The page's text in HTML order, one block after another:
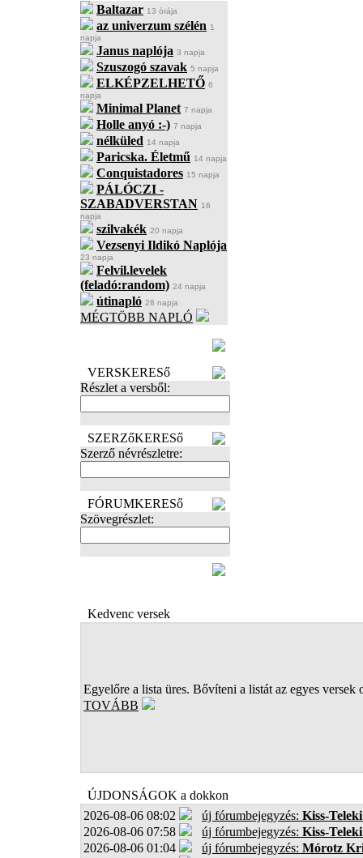
Baltazar 13 órája
az univerzum szélén 1
napja
Janus naplója 3 napja
Szuszogó szavak 5 napja
ELKÉPZELHETŐ 6
napja
Minimal Planet 7 napja
Holle anyó :-) 7 napja
nélküled 14 napja
Paricska. Életmű 14 napja
Conquistadores 15 napja
PÁLÓCZI -
SZABADVERSTAN 16
napja
szilvakék 20 napja
Vezsenyi Ildikó Naplója
23 napja
Felvil.levelek
(feladó:random) 24 napja
útinapló 28 napja
MÉGTÖBB NAPLÓ
VERSKERESő
Részlet a versből:
SZERZőKERESő
Szerző névrészletre:
FÓRUMKERESő
Szövegrészlet:
Kedvenc versek
Egyelőre a lista üres. Bővíteni a listát az egyes versek
TOVÁBB
ÚJDONSÁGOK a dokkon
2026-08-06 08:02
új fórumbejegyzés: Kiss-
2026-08-06 07:58
új fórumbejegyzés: Kiss-
2026-08-06 01:04
új fórumbejegyzés: Mórotz